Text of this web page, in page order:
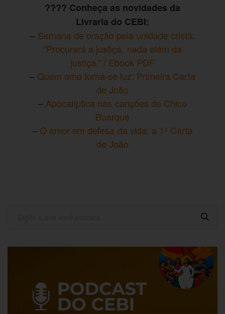
???? Conheça as novidades da
Livraria do CEBI:
– Semana de oração pela unidade cristã:
“Procurará a justiça, nada além da
justiça.” / Ebook PDF
– Quem ama torna-se luz: Primeira Carta
de João
– Apocalíptica nas canções de Chico
Buarque
– O amor em defesa da vida: a 1ª Carta
de João